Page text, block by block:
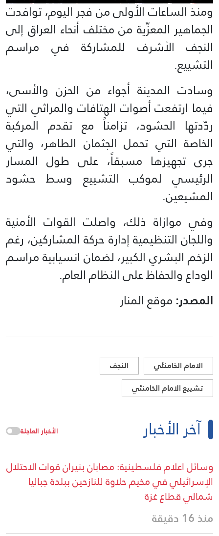
ومنذ الساعات الأولى من فجر اليوم، توافدت
الجماهير المعزّية من مختلف أنحاء العراق إلى
النجف الأشرف للمشاركة في مراسم
التشييع.
وسادت المدينة أجواء من الحزن والأسى،
فيما ارتفعت أصوات الهتافات والمراثي التي
ردّدتها الحشود، تزامناً مع تقدم المركبة
الخاصة التي تحمل الجثمان الطاهر، والتي
جرى تجهيزها مسبقاً، على طول المسار
الرئيسي لموكب التشييع وسط حشود
المشيعين.
وفي موازاة ذلك، واصلت القوات الأمنية
واللجان التنظيمية إدارة حركة المشاركين، رغم
الزخم البشري الكبير، لضمان انسيابية مراسم
الوداع والحفاظ على النظام العام.
المصدر:موقع المنار
الامام الخامنئي
النجف
تشييع الامام الخامنئي
آخر الأخبار الأخبار العاجلة
وسائل اعلام فلسطينية: مصابان بنيران قوات الاحتلال
الإسرائيلي في مخيم حلاوة للنازحين ببلدة جباليا
شمالي قطاع غزة
منذ 16 دقيقة